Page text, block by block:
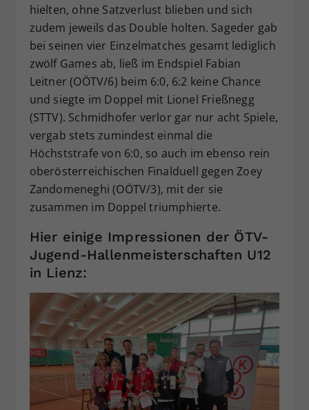
hielten, ohne Satzverlust blieben und sich
zudem jeweils das Double holten. Sageder gab
bei seinen vier Einzelmatches gesamt lediglich
zwölf Games ab, ließ im Endspiel Fabian
Leitner (OÖTV/6) beim 6:0, 6:2 keine Chance
und siegte im Doppel mit Lionel Frießnegg
(STTV). Schmidhofer verlor gar nur acht Spiele,
vergab stets zumindest einmal die
Höchststrafe von 6:0, so auch im ebenso rein
oberösterreichischen Finalduell gegen Zoey
Zandomeneghi (OÖTV/3), mit der sie
zusammen im Doppel triumphierte.
Hier einige Impressionen der ÖTV-
Jugend-Hallenmeisterschaften U12
in Lienz: